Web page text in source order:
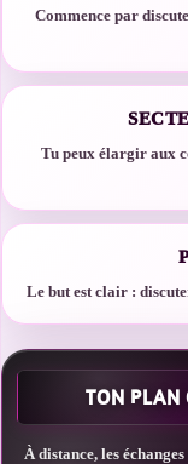
Commence par
Tu peux élargir aux
Le but est clair :
TON PLAN
À distance, les